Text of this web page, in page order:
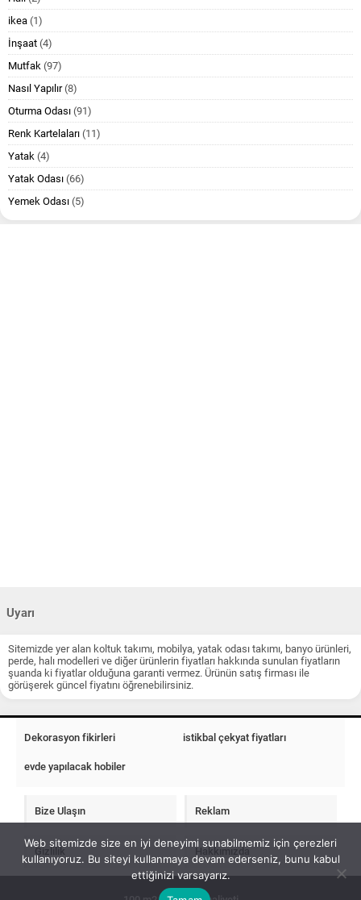
ikea (1)
İnşaat (4)
Mutfak (97)
Nasıl Yapılır(8)
Oturma Odası (91)
Renk Kartelaları (11)
Yatak (4)
Yatak Odası (66)
Yemek Odası (5)
Uyarı
Sitemizde yer alan koltuk takımı, mobilya, yatak odası takımı, banyo ürünleri,
perde, halı modelleri ve diğer ürünlerin fiyatları hakkında sunulan fiyatların
şuanda ki fiyatlar olduğuna garanti vermez. Ürünün satış firması ile
görüşerek güncel fiyatını öğrenebilirsiniz.
Dekorasyon fikirleri istikbal çekyat fiyatları
evde yapılacak hobiler
Bize Ulaşın Reklam
Gizlilik Hakkımızda
Web sitemizde size en iyi deneyimi sunabilmemiz için çerezleri
kullanıyoruz. Bu siteyi kullanmaya devam ederseniz, bunu kabul
ettiğinizi varsayarız.